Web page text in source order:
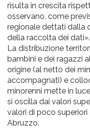
risulta in crescita
osservano, come
regionale dettati dalla
della raccolta dei dati».
La distribuzione
bambini e dei ragazzi
origine (al netto dei
accompagnati) e
minorenni mette in
si oscilla dai valori
valori di poco superiori
Abruzzo.